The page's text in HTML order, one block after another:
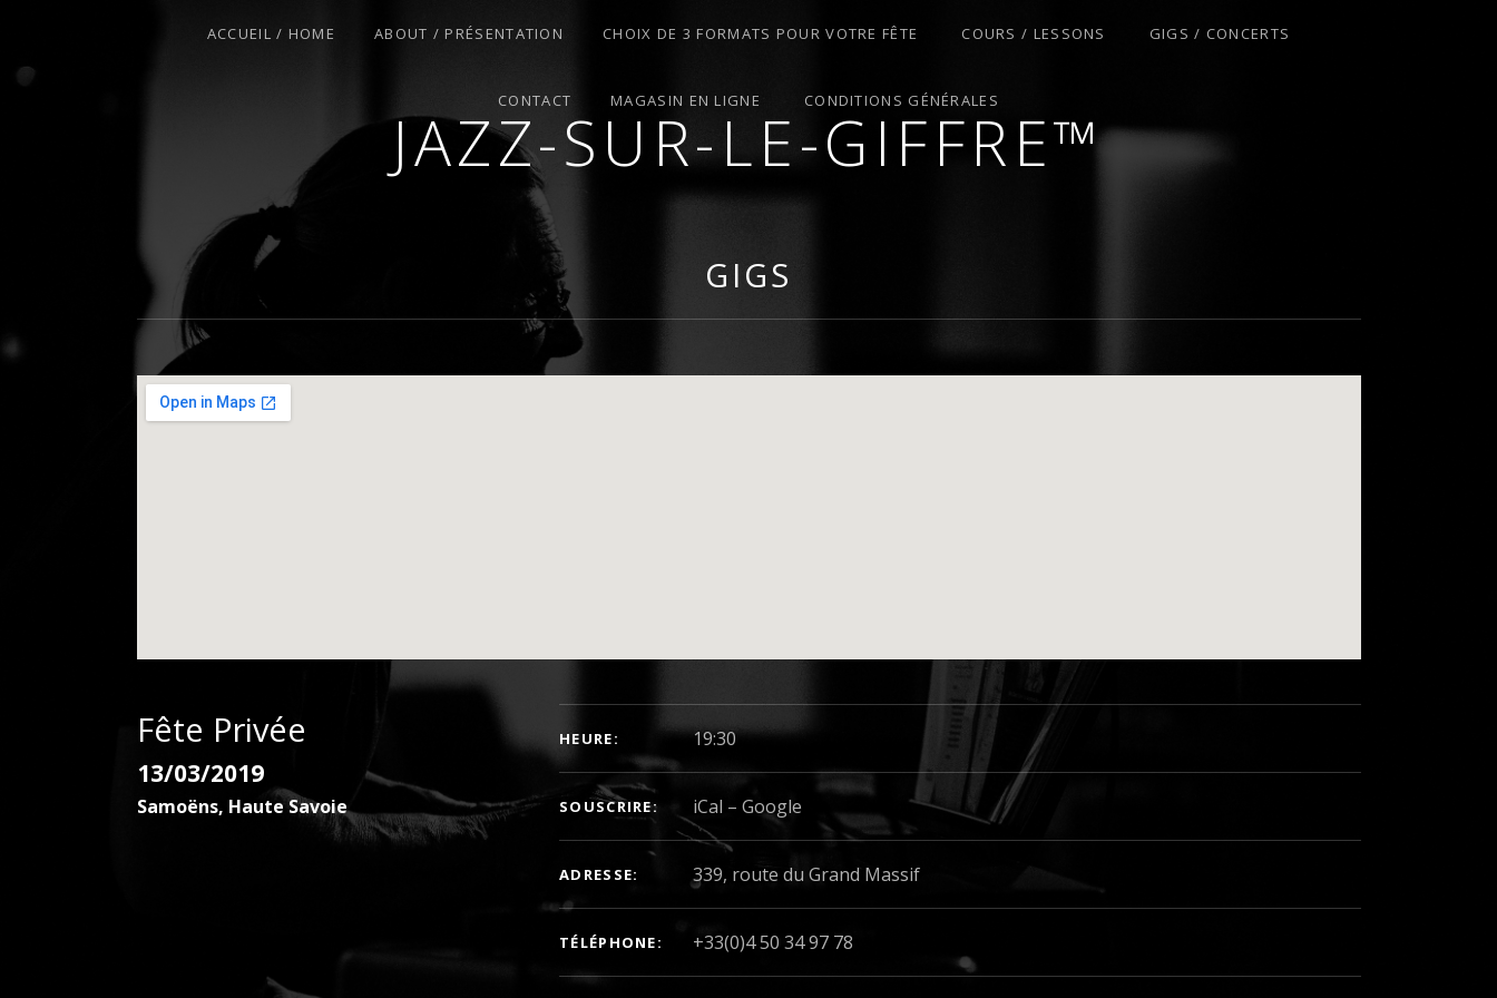
JAZZ-SUR-LE-GIFFRE™
COURS DE PIANO – PIANO-BAR – FÊTES – MARIAGES – ANIMATIONS – COURS – ATELIERS
ACCUEIL / HOME ABOUT / PRÉSENTATION CHOIX DE 3 FORMATS POUR VOTRE FÊTE COURS / LESSONS GIGS / CONCERTS
CONTACT MAGASIN EN LIGNE CONDITIONS GÉNÉRALES
GIGS
Fête Privée
13/03/2019
Samoëns, Haute Savoie
HEURE 19:30
SOUSCRIRE iCal Google
ADRESSE
TÉLÉPHONE +33(0)4 50 34 97 78